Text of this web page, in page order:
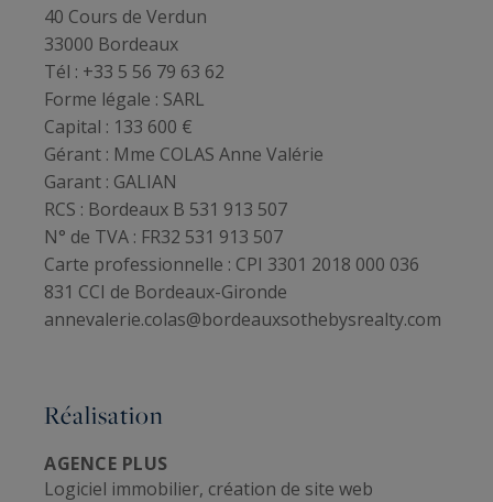
40 Cours de Verdun
33000 Bordeaux
Tél : +33 5 56 79 63 62
Forme légale : SARL
Capital : 133 600 €
Gérant : Mme COLAS Anne Valérie
Garant : GALIAN
RCS : Bordeaux B 531 913 507
N° de TVA : FR32 531 913 507
Carte professionnelle : CPI 3301 2018 000 036
831 CCI de Bordeaux-Gironde
annevalerie.colas@bordeauxsothebysrealty.com
Réalisation
AGENCE PLUS
Logiciel immobilier, création de site web